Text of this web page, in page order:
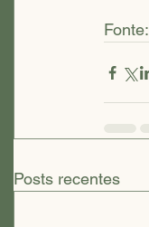
Fonte:
Posts recentes